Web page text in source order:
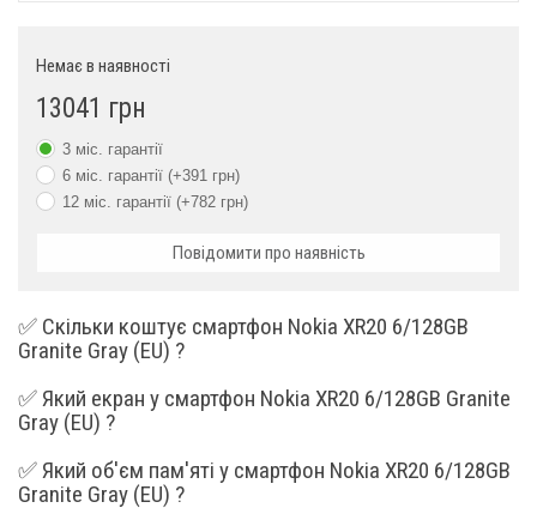
Основна камера, Мп
Фронтальна камера, Мп
Процесор
Кількість ядер
Тактова частота 2000
Комунікації
Стандарт зв'язку 5G
Немає в наявності
13041 грн
3 міс. гарантії
6 міс. гарантії (+391 грн)
12 міс. гарантії (+782 грн)
Повідомити про наявність
✅ Скільки коштує смартфон Nokia XR20 6/128GB
Granite Gray (EU) ?
✅ Який екран у смартфон Nokia XR20 6/128GB Granite
Gray (EU) ?
✅ Який об'єм пам'яті у смартфон Nokia XR20 6/128GB
Granite Gray (EU) ?